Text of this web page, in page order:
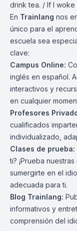
drink tea. / If I woke
En Trainlang nos
único para el
escuela sea
clave:
Campus Online:
inglés en español.
interactivos y
en cualquier
Profesores
cualificados
individualizado,
Clases de prueba:
ti? ¡Prueba
sumergirte en el
adecuada para ti.
Blog Trainlang:
informativos y
comprensión del